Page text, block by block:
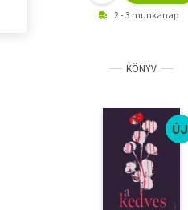
2 - 3 munkanap
KÖNYV
ÚJ